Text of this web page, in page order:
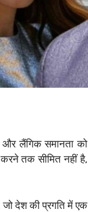
और लैंगिक समानता को
तक सीमित नहीं है,
जो देश की प्रगति में एक